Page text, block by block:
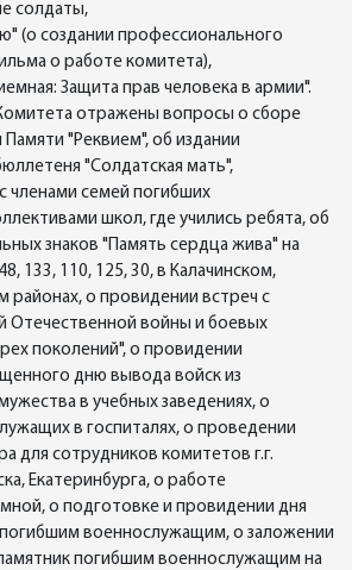
солдаты,
(о создании профессионального
о работе комитета),
Защита прав человека в армии".
отражены вопросы о сборе
Памяти "Реквием", об издании
"Солдатская мать",
членами семей погибших
школ, где учились ребята, об
знаков "Память сердца жива" на
133, 110, 125, 30, в Калачинском,
о провидении встреч с
Отечественной войны и боевых
поколений", о провидении
дню вывода войск из
в учебных заведениях, о
в госпиталях, о проведении
для сотрудников комитетов г.г.
Екатеринбурга, о работе
о подготовке и провидении дня
военнослужащим, о заложении
погибшим военнослужащим на